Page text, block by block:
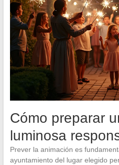
Cómo preparar
luminosa
Prever la animación es
ayuntamiento del lugar elegido